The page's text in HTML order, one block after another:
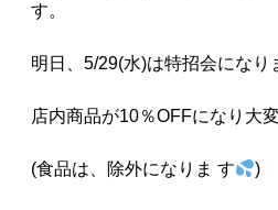
す。
明日、5/29(水)は特招会になり
店内商品が10％OFFになり大
(食品は、除外になりま す )